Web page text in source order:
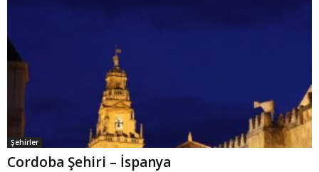
Şehirler
Cordoba Şehiri – İspanya